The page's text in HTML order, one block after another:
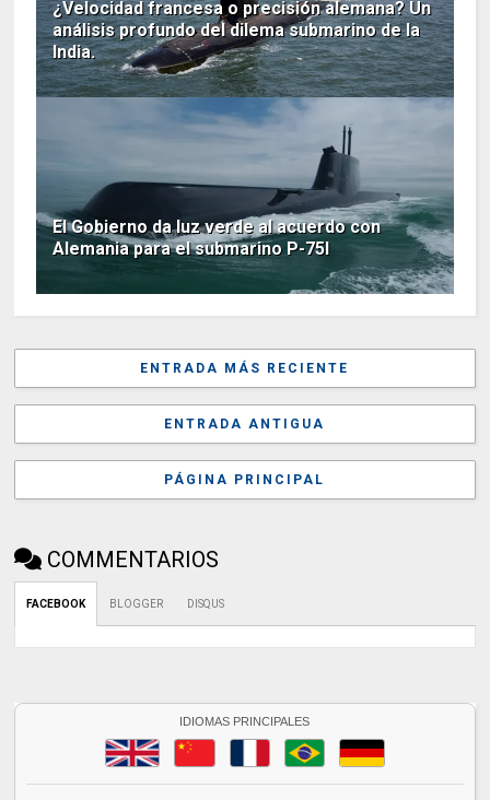
¿Velocidad francesa o precisión alemana? Un
análisis profundo del dilema submarino de la
India.
El Gobierno da luz verde al acuerdo con
Alemania para el submarino P-75I
ENTRADA MÁS RECIENTE
ENTRADA ANTIGUA
PÁGINA PRINCIPAL
COMMENTARIOS
FACEBOOK BLOGGER DISQUS
IDIOMAS PRINCIPALES